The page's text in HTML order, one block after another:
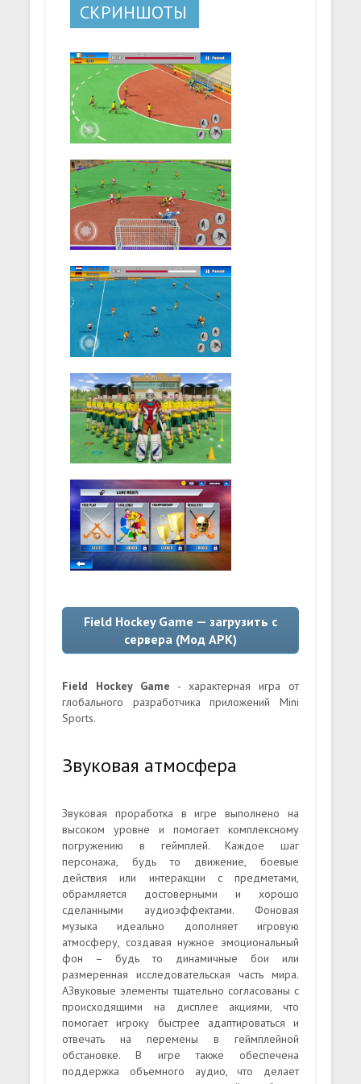
СКРИНШОТЫ
Field Hockey Game — загрузить с
сервера (Мод APK)
Field Hockey Game - характерная игра от
глобального разработчика приложений Mini
Sports.
Звуковая атмосфера
Звуковая проработка в игре выполнено на
высоком уровне и помогает комплексному
погружению в геймплей. Каждое шаг
персонажа, будь то движение, боевые
действия или интеракции с предметами,
обрамляется достоверными и хорошо
сделанными аудиоэффектами. Фоновая
музыка идеально дополняет игровую
атмосферу, создавая нужное эмоциональный
фон – будь то динамичные бои или
размеренная исследовательская часть мира.
АЗвуковые элементы тщательно согласованы с
происходящими на дисплее акциями, что
помогает игроку быстрее адаптироваться и
отвечать на перемены в геймплейной
обстановке. В игре также обеспечена
поддержка объемного аудио, что делает